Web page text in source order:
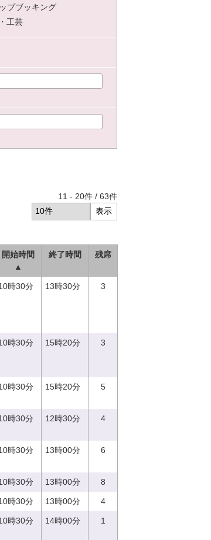
プブッキング
工芸
11 - 20件 / 63件
開始時間
▲
終了時間 残席
時30分 13時30分 3
時30分 15時20分 3
時30分 15時20分 5
時30分 12時30分 4
時30分 13時00分 6
時30分 13時00分 8
時30分 13時00分 4
時30分 14時00分 1